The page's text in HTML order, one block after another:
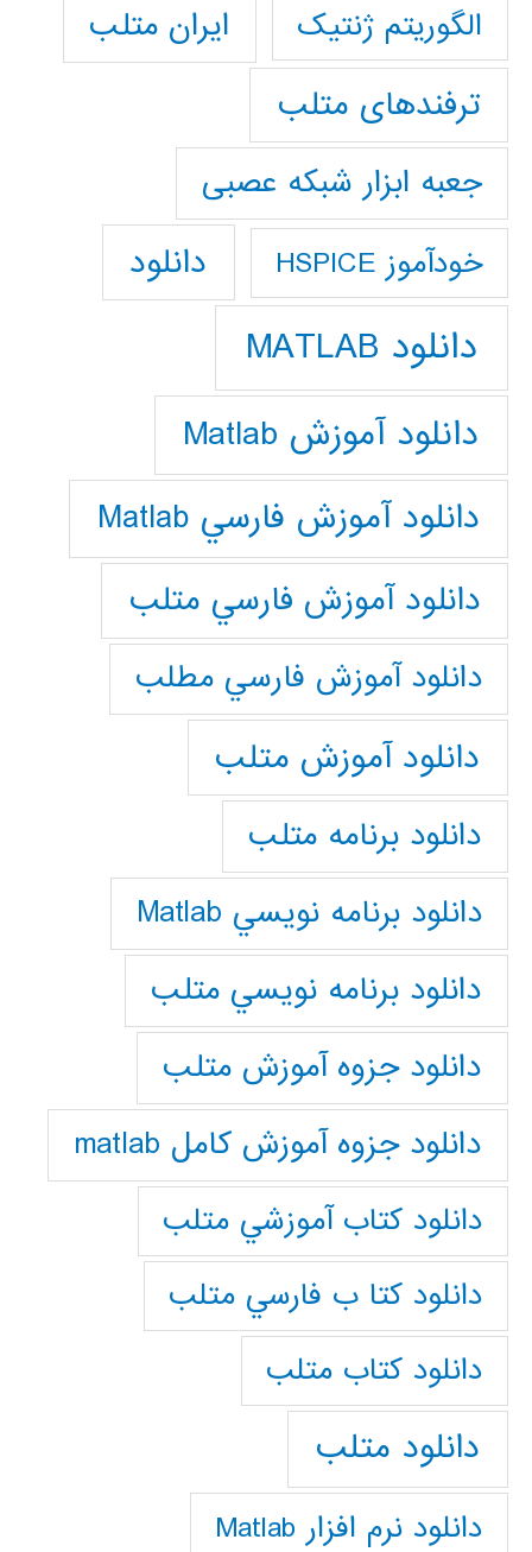
الگوریتم ژنتیک
ایران متلب
ترفندهای متلب
جعبه ابزار شبکه عصبی
خودآموز HSPICE دانلود
دانلود MATLAB
دانلود آموزش Matlab
دانلود آموزش فارسي Matlab
دانلود آموزش فارسي متلب
دانلود آموزش فارسي مطلب
دانلود آموزش متلب
دانلود برنامه متلب
دانلود برنامه نويسي Matlab
دانلود برنامه نويسي متلب
دانلود جزوه آموزش متلب
دانلود جزوه آموزش کامل matlab
دانلود كتاب آموزشي متلب
دانلود كتا ب فارسي متلب
دانلود كتاب متلب
دانلود متلب
دانلود نرم افزار Matlab